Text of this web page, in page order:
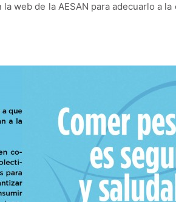
web de la AESAN para adecuarlo a